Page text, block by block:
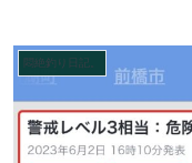
悶絶釣り日記。